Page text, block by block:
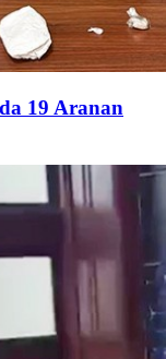
19 Aranan